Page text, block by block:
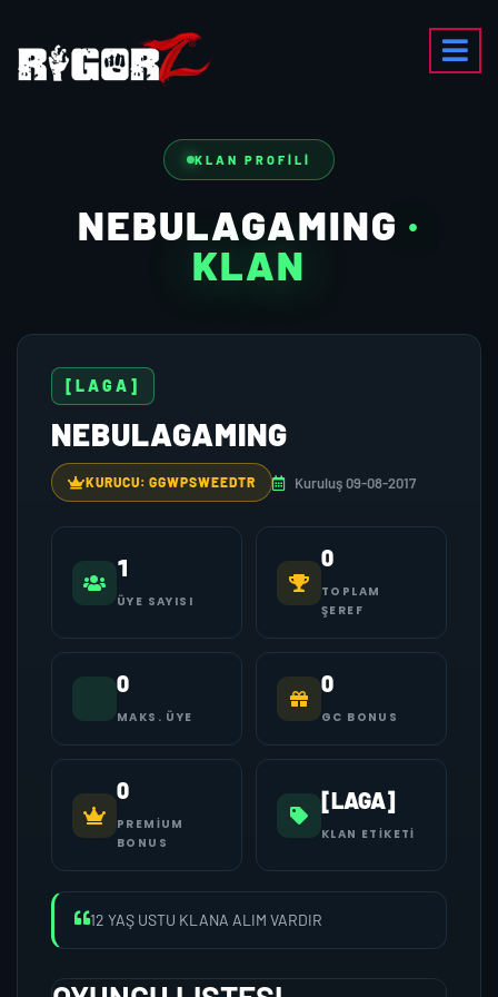
KLAN PROFILI
NEBULAGAMING ·
KLAN
[LAGA]
NEBULAGAMING
KURUCU: GGWPSWEEDTR Kuruluş 09-08-2017
1
ÜYE SAYISI
0
TOPLAM
ŞEREF
0
MAKS. ÜYE
0
GC BONUS
0
PREMIUM
BONUS
[LAGA]
KLAN ETIKETI
12 YAŞ USTU KLANA ALIM VARDIR